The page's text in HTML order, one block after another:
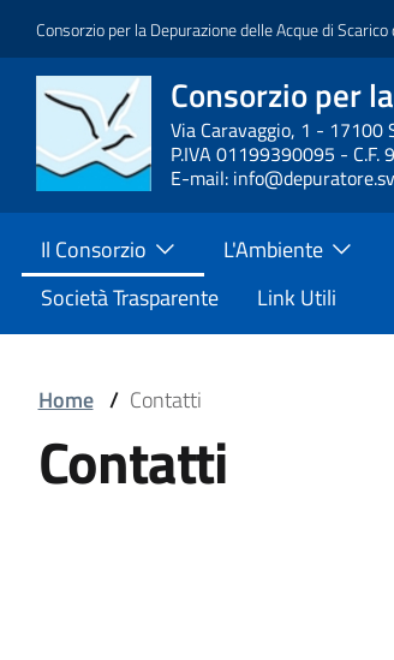
Salta
contenuto
principale
Consorzio per la Depurazione delle Acque di Scarico
Block
block-
brandingdelsito
Consorzio per
Via Caravaggio, 1 - 17100
P.IVA 01199390095 - C.F.
E-mail:
Main
Menu
Il Consorzio L'Ambiente
Società Trasparente
Link Utili
Block
it-
Home / Contatti
Block
Contatti